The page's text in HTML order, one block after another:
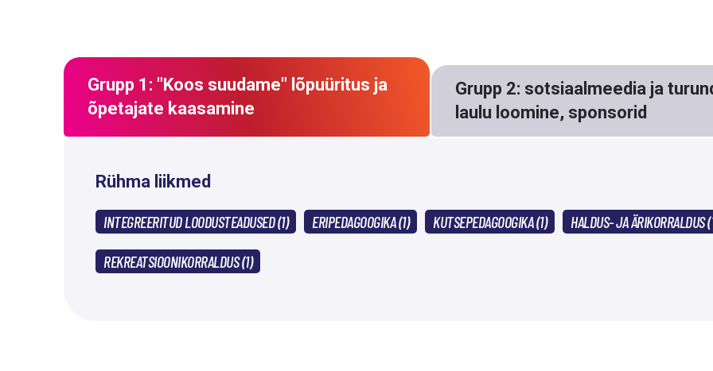
Grupp 1: "Koos suudame" lõpuüritus ja
õpetajate kaasamine
Grupp 2: sotsiaalmeedia ja
laulu loomine, sponsorid
Rühma liikmed
INTEGREERITUD LOODUSTEADUSED (1) ERIPEDAGOOGIKA (1) KUTSEPEDAGOOGIKA (1) HALDUS- JA ÄRIKORRALDUS
REKREATSIOONIKORRALDUS (1)